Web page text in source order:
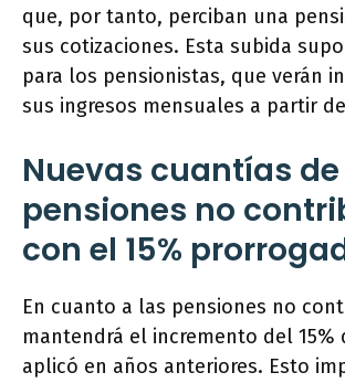
que, por tanto, perciban una
sus cotizaciones. Esta subida
para los pensionistas, que verán
sus ingresos mensuales a partir
Nuevas cuantías de
pensiones no
con el 15%
En cuanto a las pensiones no
mantendrá el incremento del 15%
aplicó en años anteriores. Esto